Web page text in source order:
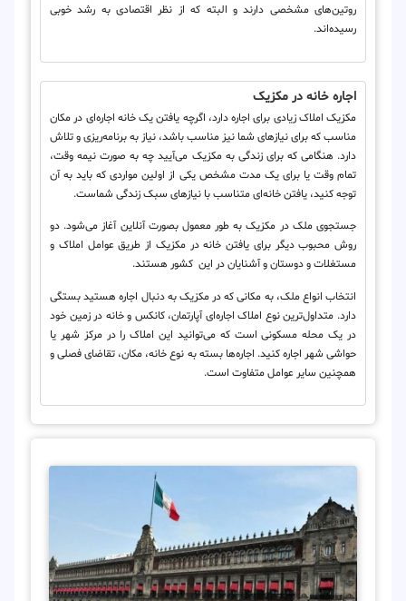
روتین‌های مشخصی دارند و البته که از نظر اقتصادی به رشد خوبی
رسیده‌اند.
اجاره خانه در مکزیک
مکزیک املاک زیادی برای اجاره دارد، اگرچه یافتن یک خانه اجاره‌ای در مکان
مناسب که برای نیازهای شما نیز مناسب باشد، نیاز به برنامه‌ریزی و تلاش
دارد. هنگامی که برای زندگی به مکزیک می‌آیید چه به صورت نیمه وقت،
تمام وقت یا برای یک مدت مشخص یکی از اولین مواردی که باید به آن
توجه کنید، یافتن خانه‌ای متناسب با نیازهای سبک زندگی شماست.
جستجوی ملک در مکزیک به طور معمول بصورت آنلاین آغاز می‌شود. دو
روش محبوب دیگر برای یافتن خانه در مکزیک از طریق عوامل املاک و
مستغلات و دوستان و آشنایان در این کشور هستند.
انتخاب انواع ملک، به مکانی که در مکزیک به دنبال اجاره هستید بستگی
دارد. متداول‌ترین نوع املاک اجاره‌ای آپارتمان، کانکس و خانه در زمین خود
در یک محله مسکونی است که می‌توانید این املاک را در مرکز شهر یا
حواشی شهر اجاره کنید. اجاره‌ها بسته به نوع خانه، مکان، تقاضای فصلی و
همچنین سایر عوامل متفاوت است.